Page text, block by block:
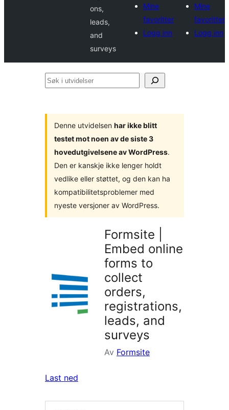
ons,
leads,
and
surveys
Mine
favoritter
Logg inn
Mine
favoritter
Logg inn
Søk
Denne utvidelsen har ikke blitt
testet mot noen av de siste 3
hovedutgivelsene av WordPress.
Den er kanskje ikke lenger holdt
vedlike eller støttet, og den kan ha
kompatibilitetsproblemer med
nyeste versjoner av WordPress.
Formsite |
Embed online
forms to
collect
orders,
registrations,
leads, and
surveys
Av Formsite
Last ned